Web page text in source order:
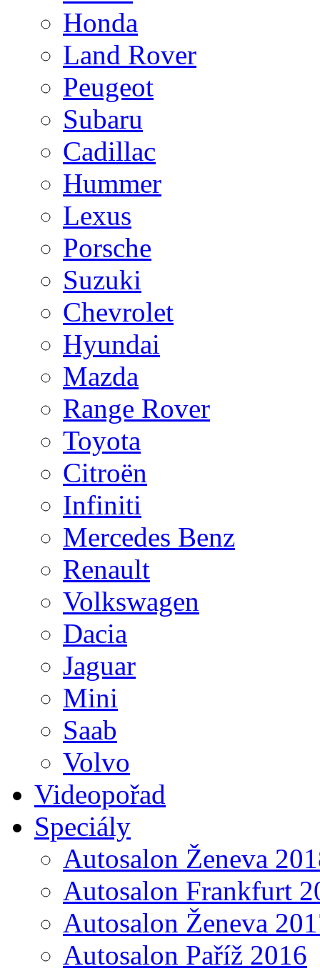
Honda
Land Rover
Peugeot
Subaru
Cadillac
Hummer
Lexus
Porsche
Suzuki
Chevrolet
Hyundai
Mazda
Range Rover
Toyota
Citroën
Infiniti
Mercedes Benz
Renault
Volkswagen
Dacia
Jaguar
Mini
Saab
Volvo
Videopořad
Speciály
Autosalon Ženeva
Autosalon Frankfurt
Autosalon Ženeva
Autosalon Paříž 2016